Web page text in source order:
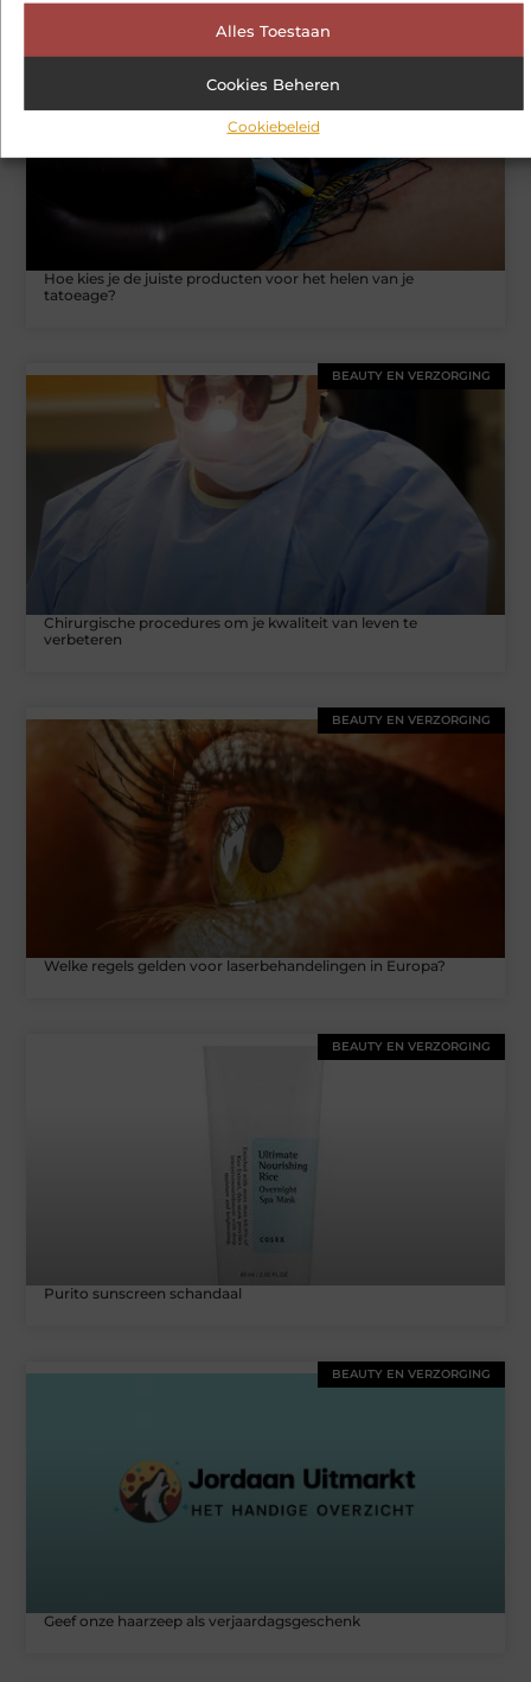
Alles Toestaan
Cookies Beheren
Cookiebeleid
Hoe kies je de juiste producten voor het helen van je
tatoeage?
BEAUTY EN VERZORGING
Chirurgische procedures om je kwaliteit van leven te
verbeteren
BEAUTY EN VERZORGING
Welke regels gelden voor laserbehandelingen in Europa?
BEAUTY EN VERZORGING
Purito sunscreen schandaal
BEAUTY EN VERZORGING
Geef onze haarzeep als verjaardagsgeschenk